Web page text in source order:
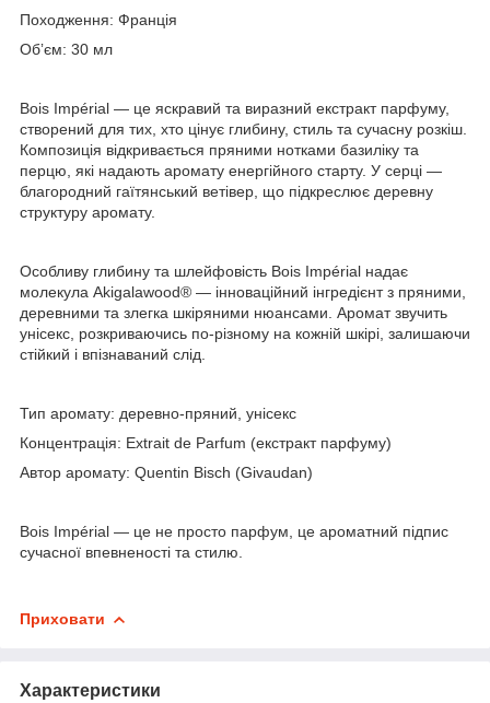
Походження: Франція
Обʼєм: 30 мл
Bois Impérial — це яскравий та виразний екстракт парфуму,
створений для тих, хто цінує глибину, стиль та сучасну розкіш.
Композиція відкривається пряними нотками базиліку та
перцю, які надають аромату енергійного старту. У серці —
благородний гаїтянський ветівер, що підкреслює деревну
структуру аромату.
Особливу глибину та шлейфовість Bois Impérial надає
молекула Akigalawood® — інноваційний інгредієнт з пряними,
деревними та злегка шкіряними нюансами. Аромат звучить
унісекс, розкриваючись по-різному на кожній шкірі, залишаючи
стійкий і впізнаваний слід.
Тип аромату: деревно-пряний, унісекс
Концентрація: Extrait de Parfum (екстракт парфуму)
Автор аромату: Quentin Bisch (Givaudan)
Bois Impérial — це не просто парфум, це ароматний підпис
сучасної впевненості та стилю.
Приховати
Характеристики